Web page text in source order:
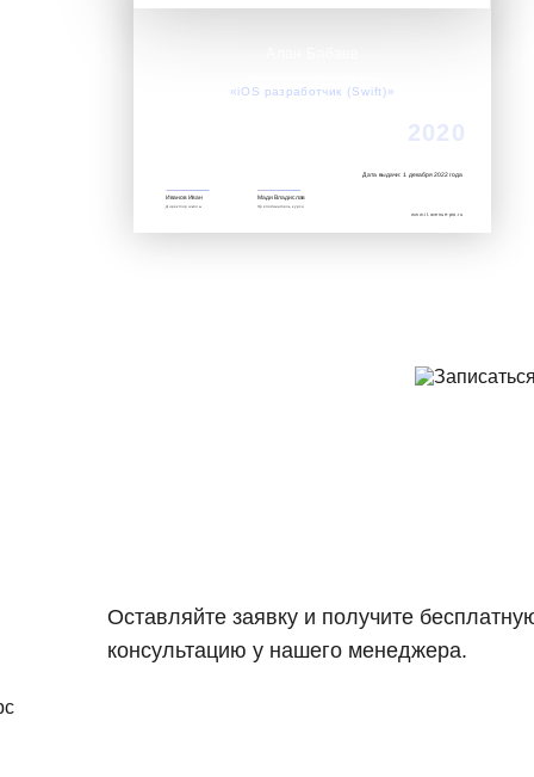
«iOS разработчик (Swift)»‎
2020
Дата выдачи: 1 декабря 2022 года
www.it.avenue-pro.ru
Иванов Иван
Директор школы
Мади Владислав
Преподаватель курса
Оставляйте заявку и получите
консультацию у нашего менеджера.